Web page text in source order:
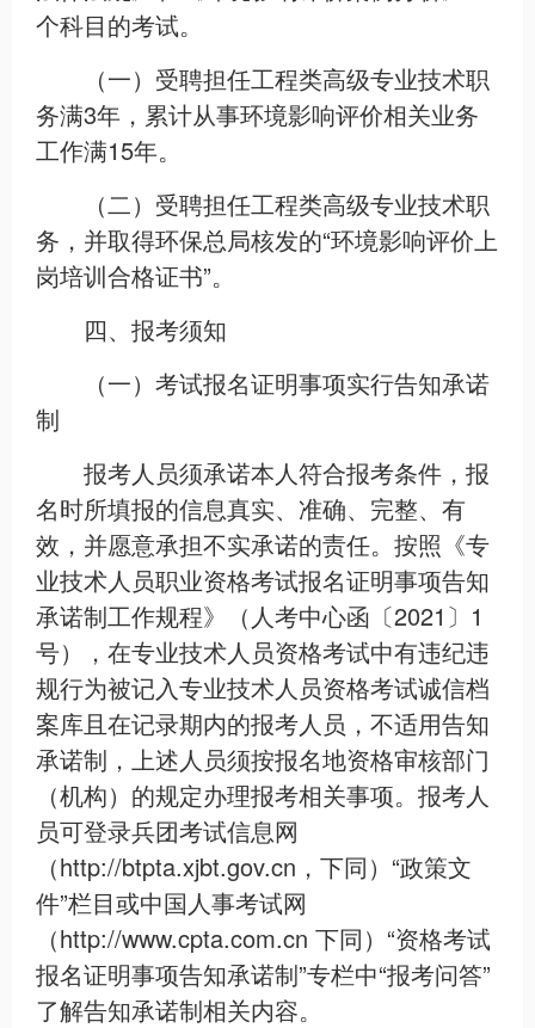
个科目的考试。
（一）受聘担任工程类高级专业技术职
务满3年，累计从事环境影响评价相关业务
工作满15年。
（二）受聘担任工程类高级专业技术职
务，并取得环保总局核发的“环境影响评价上
岗培训合格证书”。
四、报考须知
（一）考试报名证明事项实行告知承诺
制
报考人员须承诺本人符合报考条件，报
名时所填报的信息真实、准确、完整、有
效，并愿意承担不实承诺的责任。按照《专
业技术人员职业资格考试报名证明事项告知
承诺制工作规程》（人考中心函〔2021〕1
号），在专业技术人员资格考试中有违纪违
规行为被记入专业技术人员资格考试诚信档
案库且在记录期内的报考人员，不适用告知
承诺制，上述人员须按报名地资格审核部门
（机构）的规定办理报考相关事项。报考人
员可登录兵团考试信息网
（http://btpta.xjbt.gov.cn，下同）“政策文
件”栏目或中国人事考试网
（http://www.cpta.com.cn 下同）“资格考试
报名证明事项告知承诺制”专栏中“报考问答”
了解告知承诺制相关内容。